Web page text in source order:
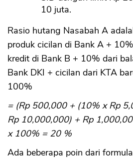
10 juta.
Rasio hutang Nasabah A
produk cicilan di Bank A +
kredit di Bank B + 10% dari
Bank DKI + cicilan dari KTA
100%
= (Rp 500,000 + (10% x Rp
Rp 10,000,000) + Rp
x 100% = 20 %
Ada beberapa poin dari